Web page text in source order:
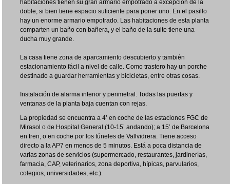
habitaciones tienen su gran armario empotrado a excepción de la
doble, si bien tiene espacio suficiente para poner uno. En el pasillo
hay un enorme armario empotrado. Las habitaciones de esta planta
comparten un baño con bañera, y el baño de la suite tiene una
ducha muy grande.
La casa tiene zona de aparcamiento descubierto y también
estacionamiento fácil a nivel de calle. Como trastero hay un porche
destinado a guardar herramientas y bicicletas, entre otras cosas.
Instalación de alarma interior y perimetral. Todas las puertas y
ventanas de la planta baja cuentan con rejas.
La propiedad se encuentra a 4’ en coche de las estaciones FGC de
Mirasol o de Hospital General (10-15’ andando); a 15’ de Barcelona
en tren, o en coche por los túneles de Vallvidrera. Tiene acceso
directo a la AP7 en menos de 5 minutos. Está a poca distancia de
varias zonas de servicios (supermercado, restaurantes, jardinerías,
farmacia, CAP, veterinarios, zona deportiva, hípicas, parvularios,
colegios, universidades, etc.).